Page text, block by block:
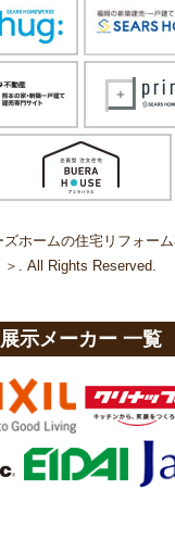
ホームの住宅リフォー
＞. All Rights Reserved.
展示メーカー 一覧